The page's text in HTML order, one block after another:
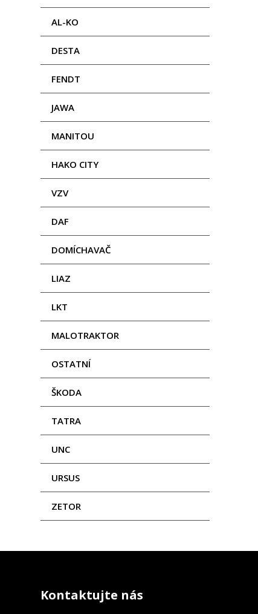
AL-KO
DESTA
FENDT
JAWA
MANITOU
HAKO CITY
VZV
DAF
DOMÍCHAVAČ
LIAZ
LKT
MALOTRAKTOR
OSTATNÍ
ŠKODA
TATRA
UNC
URSUS
ZETOR
Kontaktujte nás